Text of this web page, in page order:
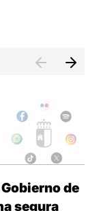
Gobierno de
segura